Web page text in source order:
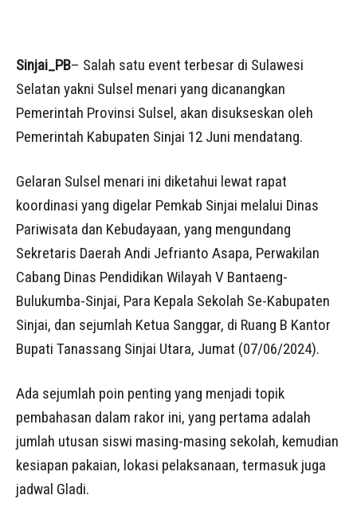
Sinjai_PB– Salah satu event terbesar di Sulawesi
Selatan yakni Sulsel menari yang dicanangkan
Pemerintah Provinsi Sulsel, akan disukseskan oleh
Pemerintah Kabupaten Sinjai 12 Juni mendatang.
Gelaran Sulsel menari ini diketahui lewat rapat
koordinasi yang digelar Pemkab Sinjai melalui Dinas
Pariwisata dan Kebudayaan, yang mengundang
Sekretaris Daerah Andi Jefrianto Asapa, Perwakilan
Cabang Dinas Pendidikan Wilayah V Bantaeng-
Bulukumba-Sinjai, Para Kepala Sekolah Se-Kabupaten
Sinjai, dan sejumlah Ketua Sanggar, di Ruang B Kantor
Bupati Tanassang Sinjai Utara, Jumat (07/06/2024).
Ada sejumlah poin penting yang menjadi topik
pembahasan dalam rakor ini, yang pertama adalah
jumlah utusan siswi masing-masing sekolah, kemudian
kesiapan pakaian, lokasi pelaksanaan, termasuk juga
jadwal Gladi.